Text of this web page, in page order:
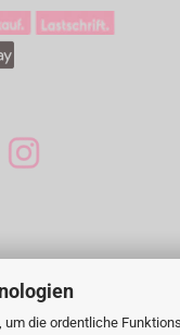
die ordentliche